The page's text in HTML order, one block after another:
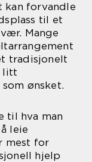
kan forvandle
til et
Mange
tradisjonelt
litt
ønsket.
til hva man
leie
mest for
hjelp